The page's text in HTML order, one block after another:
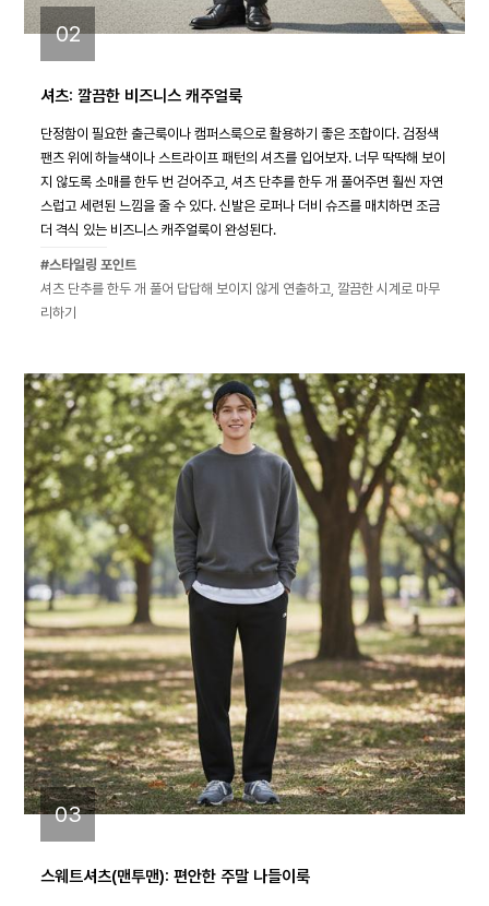
02
셔츠: 깔끔한 비즈니스 캐주얼룩
단정함이 필요한 출근룩이나 캠퍼스룩으로 활용하기 좋은 조합이다. 검정색
팬츠 위에 하늘색이나 스트라이프 패턴의 셔츠를 입어보자. 너무 딱딱해 보이
지 않도록 소매를 한두 번 걷어주고, 셔츠 단추를 한두 개 풀어주면 훨씬 자연
스럽고 세련된 느낌을 줄 수 있다. 신발은 로퍼나 더비 슈즈를 매치하면 조금
더 격식 있는 비즈니스 캐주얼룩이 완성된다.
#스타일링 포인트
셔츠 단추를 한두 개 풀어 답답해 보이지 않게 연출하고, 깔끔한 시계로 마무
리하기
03
스웨트셔츠(맨투맨): 편안한 주말 나들이룩